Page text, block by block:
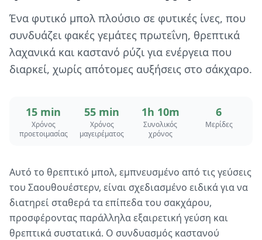
Ένα φυτικό μπολ πλούσιο σε φυτικές ίνες, που
συνδυάζει φακές γεμάτες πρωτεΐνη, θρεπτικά
λαχανικά και καστανό ρύζι για ενέργεια που
διαρκεί, χωρίς απότομες αυξήσεις στο σάκχαρο.
15 min
Χρόνος
προετοιμασίας
55 min
Χρόνος
μαγειρέματος
1h 10m
Συνολικός
χρόνος
6
Μερίδες
Αυτό το θρεπτικό μπολ, εμπνευσμένο από τις γεύσεις
του Σαουθουέστερν, είναι σχεδιασμένο ειδικά για να
διατηρεί σταθερά τα επίπεδα του σακχάρου,
προσφέροντας παράλληλα εξαιρετική γεύση και
θρεπτικά συστατικά. Ο συνδυασμός καστανού